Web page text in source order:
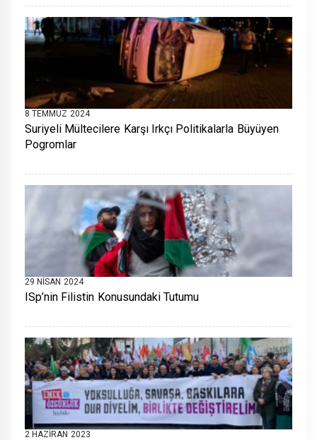
8 TEMMUZ 2024
Suriyeli Mültecilere Karşı Irkçı Politikalarla Büyüyen
Pogromlar
29 NISAN 2024
ISp’nin Filistin Konusundaki Tutumu
2 HAZIRAN 2023